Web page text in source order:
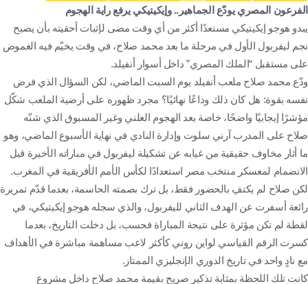
الدوري الإنجليزي الممتاز
مقالات وتقارير
توتنهام هوتسبير ضد ليفربول
كرة قدم
الفرعون المصري يودّع الجماهير.. وإيكيتيكي يرفع راية الهجوم
يبدو هوجو إيكيتيكي مستعدًا أكثر من أي وقت مضى لإثبات أحقيته بأن يصبح
نجم ليفربول الأول في مرحلة ما بعد محمد صلاح، في وقت يخيّم فيه الغموض
على مستقبل “الملك المصري” داخل أسوار أنفيلد.
ودّع محمد صلاح ملعب أنفيلد يوم السبت الماضي، لكن السؤال الذي فرض
نفسه بقوة: هل كان ذلك وداعًا نهائيًا؟ مجرد ظهوره على أرضية الملعب شكّل
مؤشرًا إيجابيًا واضحًا، خاصة بعد الهجوم العلني وغير المسبوق الذي شنّه
صلاح على المدرب آرني سلوت وإدارة النادي في نهاية الأسبوع الماضي، وهو
ما أثار مخاوف حقيقية من غيابه عن تشكيلة ليفربول في مباراته الأخيرة قبل
الانضمام لمعسكر منتخب مصر استعدادًا لكأس الأمم الأفريقية في المغرب.
لكن صلاح لم يكتفِ بالحضور فقط، بل ترك بصمته الحاسمة، بعدما قدّم تمريرة
رائعة أسفرت عن الهدف الثاني لليفربول، والذي سجله هوجو إيكيتيكي، في
لقطة لم تكن مؤثرة على نتيجة المباراة فحسب، بل دخلت التاريخ، بعدما
كسرت الرقم القياسي لواين روني كأكثر لاعب مساهمة مباشرة في الأهداف
مع نادٍ واحد في تاريخ الدوري الإنجليزي الممتاز.
كانت تلك اللحظة بمثابة تذكير صريح بقيمة محمد صلاح داخل مشروع